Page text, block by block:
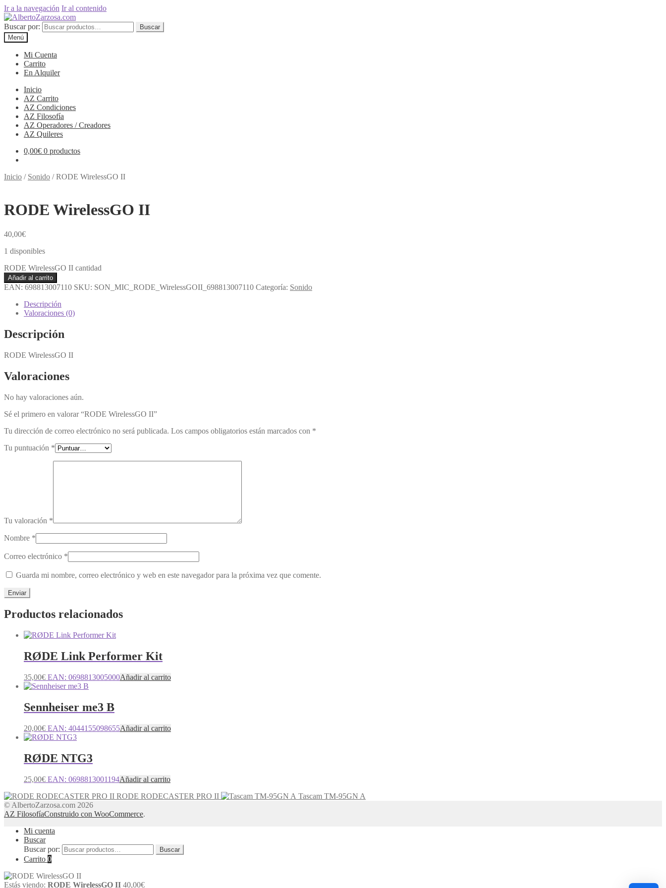
Ir a la navegación Ir al contenido
Buscar por:
Buscar
Menú
Mi Cuenta
Carrito
En Alquiler
Inicio
AZ Carrito
AZ Condiciones
AZ Filosofía
AZ Operadores / Creadores
AZ Quileres
0,00€ 0 productos
Inicio / Sonido /RODE WirelessGO II
RODE WirelessGO II
40,00€
1 disponibles
RODE WirelessGO II cantidad
Añadir al carrito
EAN: 698813007110 SKU: SON_MIC_RODE_WirelessGOII_698813007110 Categoría: Sonido
Descripción
Valoraciones (0)
Descripción
RODE WirelessGO II
Valoraciones
No hay valoraciones aún.
Sé el primero en valorar “RODE WirelessGO II”
Tu dirección de correo electrónico no será publicada. Los campos obligatorios están marcados con *
Tu puntuación *
Tu valoración *
Nombre *
Correo electrónico *
Guarda mi nombre, correo electrónico y web en este navegador para la próxima vez que comente.
Productos relacionados
RØDE Link Performer Kit
35,00€ EAN: 0698813005000Añadir al carrito
Sennheiser me3 B
20,00€ EAN: 4044155098655Añadir al carrito
RØDE NTG3
25,00€ EAN: 0698813001194Añadir al carrito
RODE RODECASTER PRO II
Tascam TM-95GN A
© AlbertoZarzosa.com 2026
AZ FilosofíaConstruido con WooCommerce.
Mi cuenta
Buscar
Buscar por:
Buscar
Carrito 0
Estás viendo: RODE WirelessGO II 40,00€